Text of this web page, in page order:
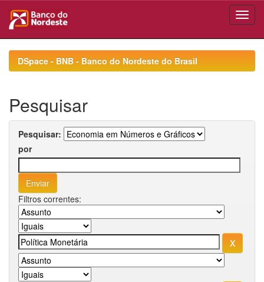
navigationDSpace - BNB - Banco do Nordeste do Brasil
Pesquisar
Pesquisar:
por
Filtros correntes: